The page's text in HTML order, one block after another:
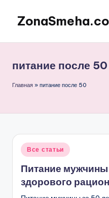
Перейти
содержимому
питание
питание после 50
Главная » питание после 50
Опубликовано
Все статьи
Питание
здорового